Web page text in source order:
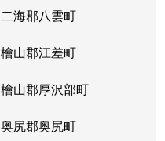
二海郡八雲町
檜山郡江差町
檜山郡厚沢部町
奥尻郡奥尻町